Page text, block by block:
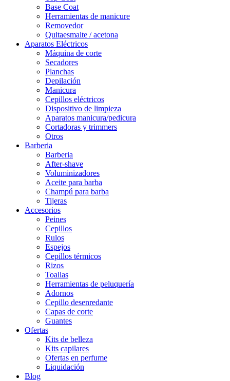
Base Coat
Herramientas de manicure
Removedor
Quitaesmalte / acetona
Aparatos Eléctricos
Máquina de corte
Secadores
Planchas
Depilación
Manicura
Cepillos eléctricos
Dispositivo de limpieza
Aparatos manicura/pedicura
Cortadoras y trimmers
Otros
Barberia
Barberia
After-shave
Voluminizadores
Aceite para barba
Champú para barba
Tijeras
Accesorios
Peines
Cepillos
Rulos
Espejos
Cepillos térmicos
Rizos
Toallas
Herramientas de peluquería
Adornos
Cepillo desenredante
Capas de corte
Guantes
Ofertas
Kits de belleza
Kits capilares
Ofertas en perfume
Liquidación
Blog